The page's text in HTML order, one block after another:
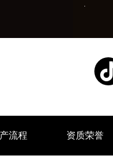
流程 资质荣誉